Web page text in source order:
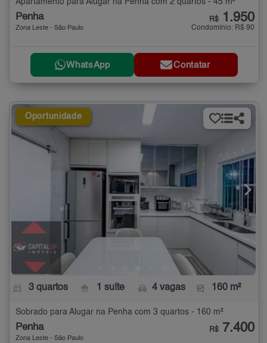
Penha
Zona Leste - São Paulo
R$ 1.950
Condomínio: R$ 90
WhatsApp Contatar
Oportunidade
3 quartos 1 suíte 4 vagas 160 m²
Sobrado para Alugar na Penha com 3 quartos - 160 m²
Penha
Zona Leste - São Paulo
R$ 7.400